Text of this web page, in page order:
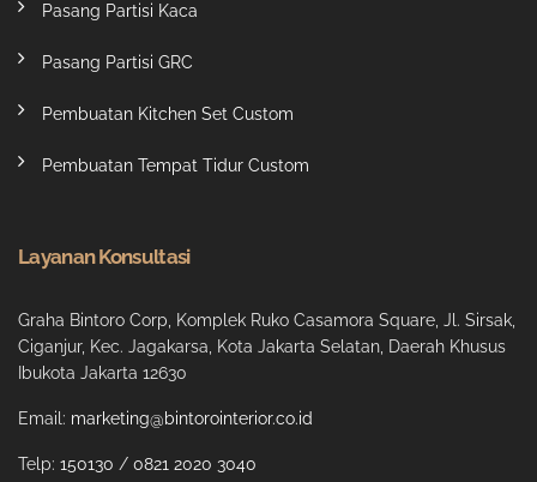
Pasang Partisi Kaca
Pasang Partisi GRC
Pembuatan Kitchen Set Custom
Pembuatan Tempat Tidur Custom
Layanan Konsultasi
Graha Bintoro Corp, Komplek Ruko Casamora Square, Jl. Sirsak,
Ciganjur, Kec. Jagakarsa, Kota Jakarta Selatan, Daerah Khusus
Ibukota Jakarta 12630
Email: marketing@bintorointerior.co.id
Telp: 150130 / 0821 2020 3040